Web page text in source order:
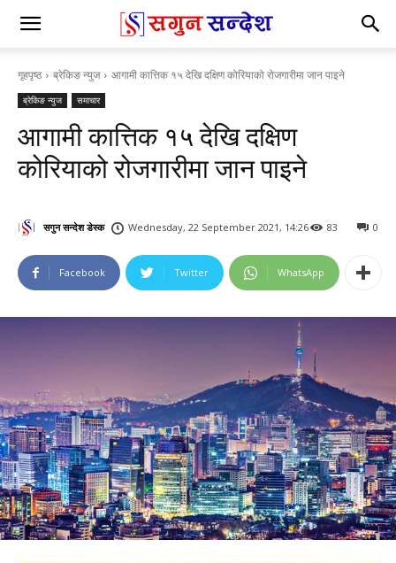
गृहपृष्ठ ब्रेकिङ न्युज आगामी कात्तिक १५ देखि दक्षिण कोरियाको रोजगारीमा जान पाइने
ब्रेकिङ न्युज समाचार
आगामी कात्तिक १५ देखि दक्षिण
कोरियाको रोजगारीमा जान पाइने
सगुन सन्देश डेस्क Wednesday, 22 September 2021, 14:26 0
83
Facebook Twitter WhatsApp